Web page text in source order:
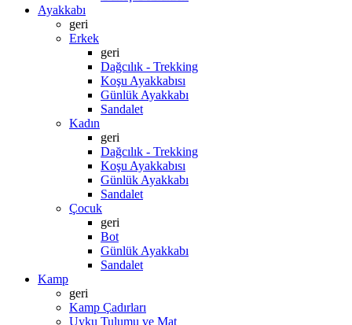
Ayakkabı
geri
Erkek
geri
Dağcılık - Trekking
Koşu Ayakkabısı
Günlük Ayakkabı
Sandalet
Kadın
geri
Dağcılık - Trekking
Koşu Ayakkabısı
Günlük Ayakkabı
Sandalet
Çocuk
geri
Bot
Günlük Ayakkabı
Sandalet
Kamp
geri
Kamp Çadırları
Uyku Tulumu ve Mat